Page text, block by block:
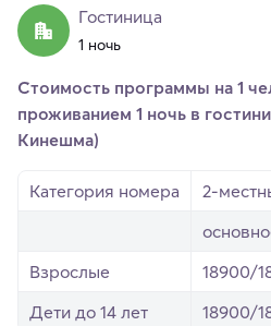
Гостиница
1 ночь
Стоимость программы на 1
проживанием 1 ночь в
Кинешма)
Категория номера
2-
Взрослые
18900/
Дети до 14 лет
18900/